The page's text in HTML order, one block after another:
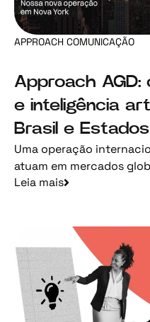
APPROACH COMUNICAÇÃO
Approach AGD:
e inteligência
Brasil e
Uma operação
atuam em mercados
Leia mais